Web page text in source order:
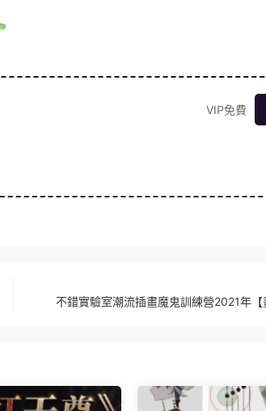
VIP免費
不錯實驗室潮流插畫魔鬼訓練營2021年【